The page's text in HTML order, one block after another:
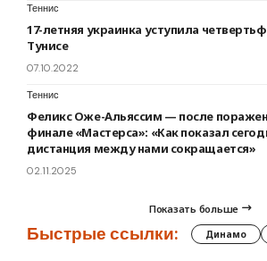
Теннис
17-летняя украинка уступила
Тунисе
07.10.2022
Теннис
Феликс Оже-Альяссим — после
финале «Мастерса»: «Как показал
дистанция между нами сокращается»
02.11.2025
Показать больше
Быстрые ссылки: Динамо